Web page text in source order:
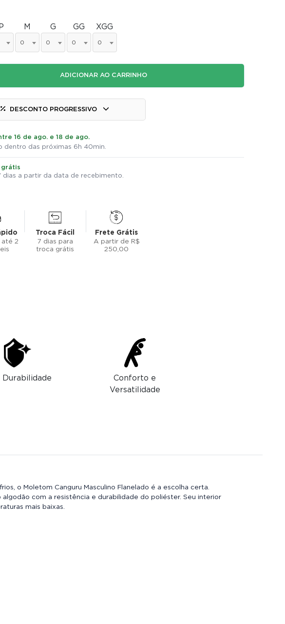
P M
0
G
0
GG
0
XGG
0
ADICIONAR AO CARRINHO
DESCONTO PROGRESSIVO
16 de ago. e 18 de ago.
dentro das próximas 6h 40min.
grátis
dias a partir da data de recebimento.
até 2
Troca Fácil
7 dias para
troca grátis
Frete Grátis
A partir de R$
250,00
Durabilidade
Conforto e
Versatilidade
o Moletom Canguru Masculino Flanelado é a escolha certa.
algodão com a resistência e durabilidade do poliéster. Seu interior
mais baixas.